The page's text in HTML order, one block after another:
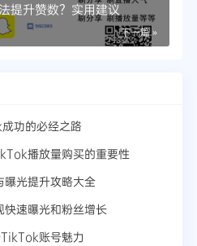
提升赞数？实用建议
下一篇 »
功的必经之路
播放量购买的重要性
光提升攻略大全
速曝光和粉丝增长
账号魅力